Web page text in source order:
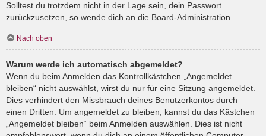
Solltest du trotzdem nicht in der Lage sein, dein Passwort
zurückzusetzen, so wende dich an die Board-Administration.
Nach oben
Warum werde ich automatisch abgemeldet?
Wenn du beim Anmelden das Kontrollkästchen „Angemeldet
bleiben“ nicht auswählst, wirst du nur für eine Sitzung angemeldet.
Dies verhindert den Missbrauch deines Benutzerkontos durch
einen Dritten. Um angemeldet zu bleiben, kannst du das Kästchen
„Angemeldet bleiben“ beim Anmelden auswählen. Dies ist nicht